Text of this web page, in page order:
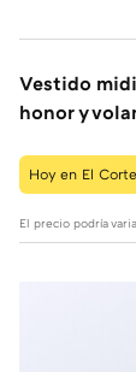
Vestido
honor y
Hoy en El
El precio podría